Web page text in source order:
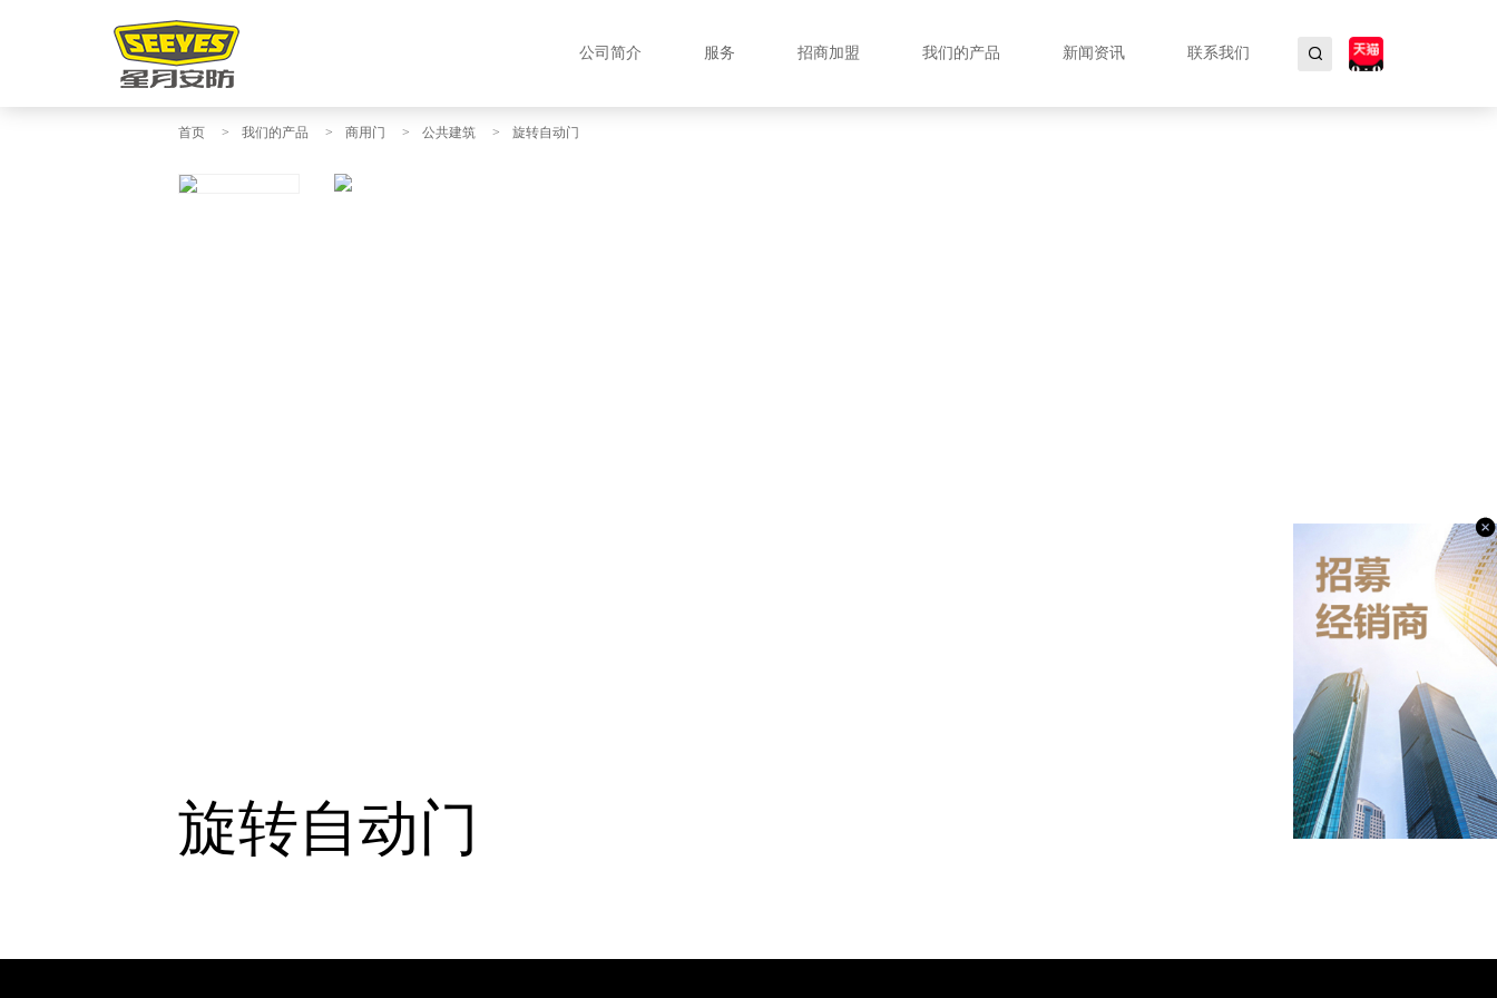
公司简介 服务 招商加盟 我们的产品 新闻资讯 联系我们
首页 > 我们的产品 > 商用门 > 公共建筑 > 旋转自动门
旋转自动门